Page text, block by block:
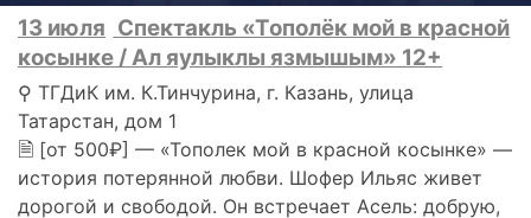
13 июля Спектакль «Тополёк мой в красной
косынке / Ал яулыклы язмышым» 12+
⚲ ТГДиК им. К.Тинчурина, г. Казань, улица
Татарстан, дом 1
🗎 [от 500₽] — «Тополек мой в красной косынке» —
история потерянной любви. Шофер Ильяс живет
дорогой и свободой. Он встречает Асель: добрую,